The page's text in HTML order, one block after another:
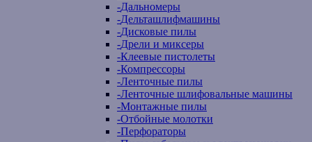
-Дальномеры
-Дельташлифмашины
-Дисковые пилы
-Дрели и миксеры
-Клеевые пистолеты
-Компрессоры
-Ленточные пилы
-Ленточные шлифовальные машины
-Монтажные пилы
-Отбойные молотки
-Перфораторы